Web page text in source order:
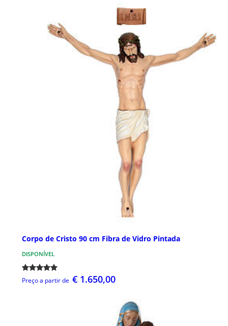
Corpo de Cristo 90 cm Fibra de Vidro Pintada
DISPONÍVEL
Preço a partir de € 1.650,00